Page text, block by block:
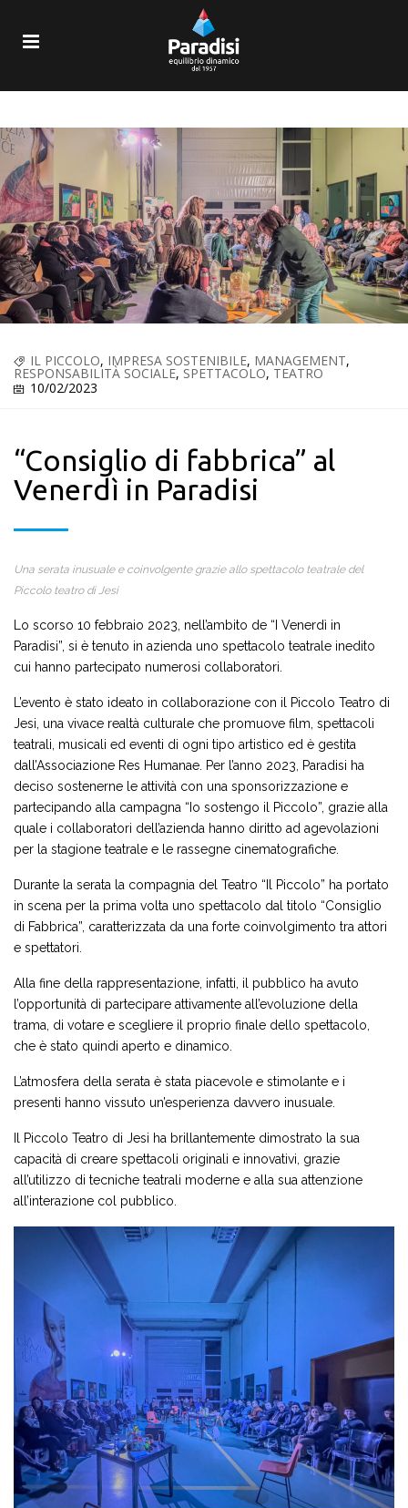
IL PICCOLO, IMPRESA SOSTENIBILE, MANAGEMENT,
RESPONSABILITÀ SOCIALE, SPETTACOLO, TEATRO
10/02/2023
“Consiglio di fabbrica” al
Venerdì in Paradisi
Una serata inusuale e coinvolgente grazie allo spettacolo teatrale del
Piccolo teatro di Jesi
Lo scorso 10 febbraio 2023, nell’ambito de “I Venerdì in
Paradisi”, si è tenuto in azienda uno spettacolo teatrale inedito
cui hanno partecipato numerosi collaboratori.
L’evento è stato ideato in collaborazione con il Piccolo Teatro di
Jesi, una vivace realtà culturale che promuove film, spettacoli
teatrali, musicali ed eventi di ogni tipo artistico ed è gestita
dall’Associazione Res Humanae. Per l’anno 2023, Paradisi ha
deciso sostenerne le attività con una sponsorizzazione e
partecipando alla campagna “Io sostengo il Piccolo”, grazie alla
quale i collaboratori dell’azienda hanno diritto ad agevolazioni
per la stagione teatrale e le rassegne cinematografiche.
Durante la serata la compagnia del Teatro “Il Piccolo” ha portato
in scena per la prima volta uno spettacolo dal titolo “Consiglio
di Fabbrica”, caratterizzata da una forte coinvolgimento tra attori
e spettatori.
Alla fine della rappresentazione, infatti, il pubblico ha avuto
l’opportunità di partecipare attivamente all’evoluzione della
trama, di votare e scegliere il proprio finale dello spettacolo,
che è stato quindi aperto e dinamico.
L’atmosfera della serata è stata piacevole e stimolante e i
presenti hanno vissuto un’esperienza davvero inusuale.
Il Piccolo Teatro di Jesi ha brillantemente dimostrato la sua
capacità di creare spettacoli originali e innovativi, grazie
all’utilizzo di tecniche teatrali moderne e alla sua attenzione
all’interazione col pubblico.